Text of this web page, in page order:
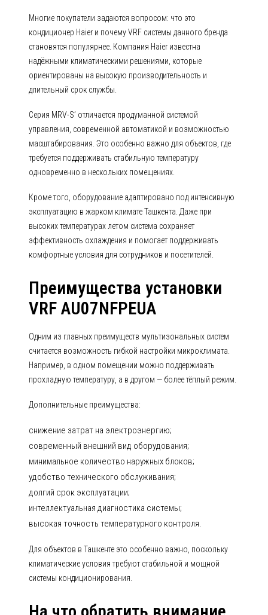
Многие покупатели задаются вопросом: что это
кондиционер Haier и почему VRF системы данного бренда
становятся популярнее. Компания Haier известна
надёжными климатическими решениями, которые
ориентированы на высокую производительность и
длительный срок службы.
Серия MRV-S’ отличается продуманной системой
управления, современной автоматикой и возможностью
масштабирования. Это особенно важно для объектов, где
требуется поддерживать стабильную температуру
одновременно в нескольких помещениях.
Кроме того, оборудование адаптировано под интенсивную
эксплуатацию в жарком климате Ташкента. Даже при
высоких температурах летом система сохраняет
эффективность охлаждения и помогает поддерживать
комфортные условия для сотрудников и посетителей.
Преимущества установки
VRF AU07NFPEUA
Одним из главных преимуществ мультизональных систем
считается возможность гибкой настройки микроклимата.
Например, в одном помещении можно поддерживать
прохладную температуру, а в другом — более тёплый режим.
Дополнительные преимущества:
снижение затрат на электроэнергию;
современный внешний вид оборудования;
минимальное количество наружных блоков;
удобство технического обслуживания;
долгий срок эксплуатации;
интеллектуальная диагностика системы;
высокая точность температурного контроля.
Для объектов в Ташкенте это особенно важно, поскольку
климатические условия требуют стабильной и мощной
системы кондиционирования.